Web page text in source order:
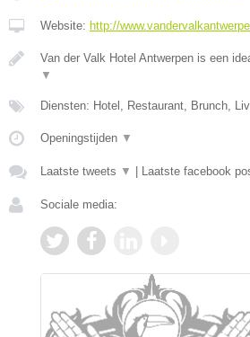
Website: http://
Van der Valk Hotel Antwerpen is een
▼
Diensten: Hotel, Restaurant, Brunch,
Openingstijden ▼
Laatste tweets ▼ Laatste facebook
Sociale media: